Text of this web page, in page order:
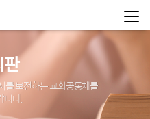
를 보전하는 교회공동체를
니다.